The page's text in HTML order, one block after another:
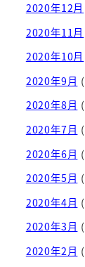
2020年12月
2020年11月
2020年10月
2020年9月
2020年8月
2020年7月
2020年6月
2020年5月
2020年4月
2020年3月
2020年2月